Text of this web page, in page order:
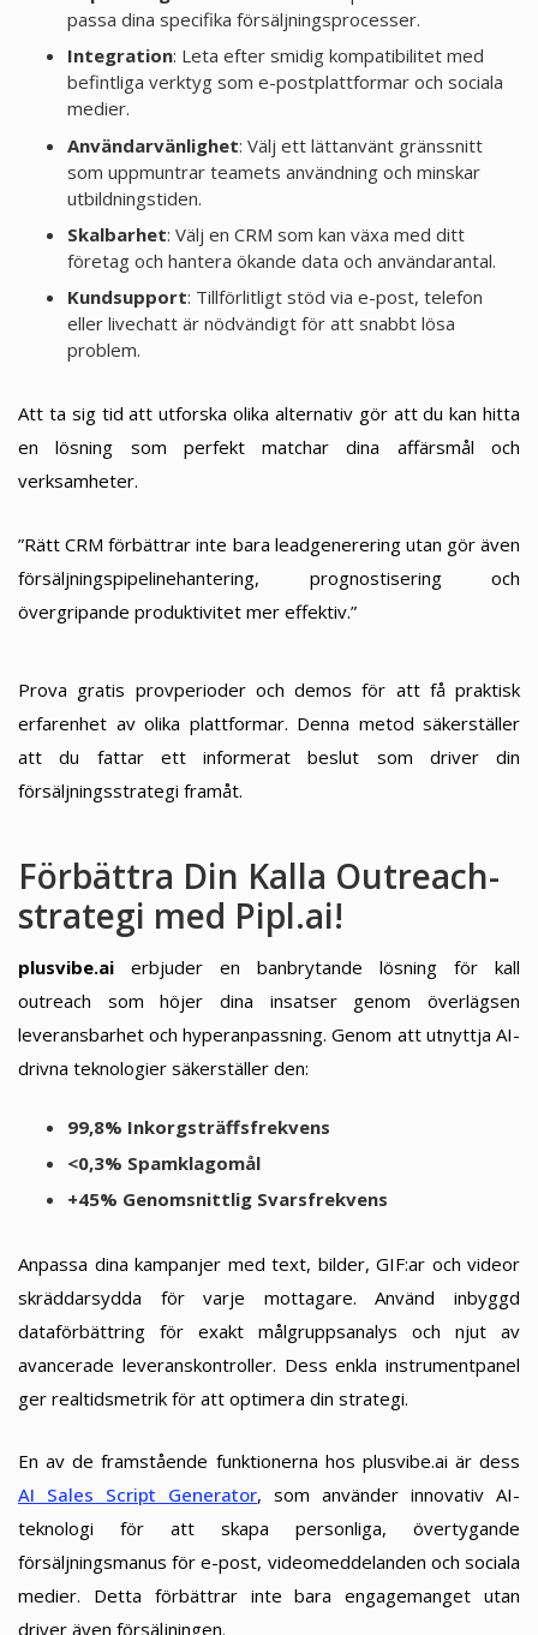
passa dina specifika försäljningsprocesser.
Integration: Leta efter smidig kompatibilitet med
befintliga verktyg som e-postplattformar och sociala
medier.
Användarvänlighet: Välj ett lättanvänt gränssnitt
som uppmuntrar teamets användning och minskar
utbildningstiden.
Skalbarhet: Välj en CRM som kan växa med ditt
företag och hantera ökande data och användarantal.
Kundsupport: Tillförlitligt stöd via e-post, telefon
eller livechatt är nödvändigt för att snabbt lösa
problem.
Att ta sig tid att utforska olika alternativ gör att du kan hitta
en lösning som perfekt matchar dina affärsmål och
verksamheter.
”Rätt CRM förbättrar inte bara leadgenerering utan gör även
försäljningspipelinehantering, prognostisering och
övergripande produktivitet mer effektiv.”
Prova gratis provperioder och demos för att få praktisk
erfarenhet av olika plattformar. Denna metod säkerställer
att du fattar ett informerat beslut som driver din
försäljningsstrategi framåt.
Förbättra Din Kalla Outreach-
strategi med Pipl.ai!
plusvibe.ai erbjuder en banbrytande lösning för kall
outreach som höjer dina insatser genom överlägsen
leveransbarhet och hyperanpassning. Genom att utnyttja AI-
drivna teknologier säkerställer den:
99,8% Inkorgsträffsfrekvens
<0,3% Spamklagomål
+45% Genomsnittlig Svarsfrekvens
Anpassa dina kampanjer med text, bilder, GIF:ar och videor
skräddarsydda för varje mottagare. Använd inbyggd
dataförbättring för exakt målgruppsanalys och njut av
avancerade leveranskontroller. Dess enkla instrumentpanel
ger realtidsmetrik för att optimera din strategi.
En av de framstående funktionerna hos plusvibe.ai är dess
AI Sales Script Generator, som använder innovativ AI-
teknologi för att skapa personliga, övertygande
försäljningsmanus för e-post, videomeddelanden och sociala
medier. Detta förbättrar inte bara engagemanget utan
driver även försäljningen.